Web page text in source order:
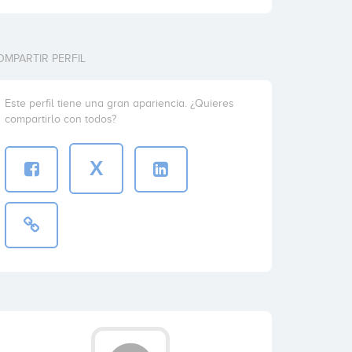
PERFIL
Este perfil tiene una gran apariencia. ¿Quieres
compartirlo con todos?
X